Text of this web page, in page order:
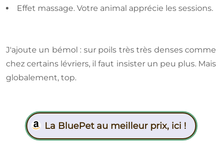
Effet massage. Votre animal apprécie les sessions.
J'ajoute un bémol : sur poils très très denses comme
chez certains lévriers, il faut insister un peu plus. Mais
globalement, top.
La BluePet au meilleur prix, ici !